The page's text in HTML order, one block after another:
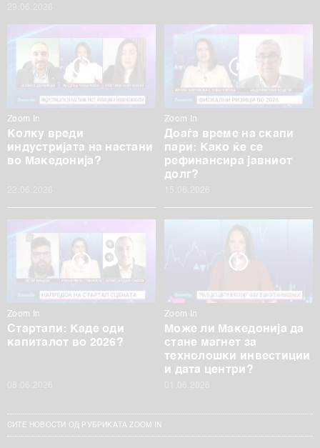
Zoom In
Колку вреди
индустријата на настани
во Македонија?
Zoom In
Доаѓа време на скапи
пари: Како ќе се
рефинансира јавниот
долг?
Zoom In
Стартапи: Каде оди
капиталот во 2026?
Zoom In
Може ли Македонија да
стане магнет за
технолошки инвестиции
и дата центри?
СИТЕ НОВОСТИ ОД РУБРИКАТА ZOOM IN